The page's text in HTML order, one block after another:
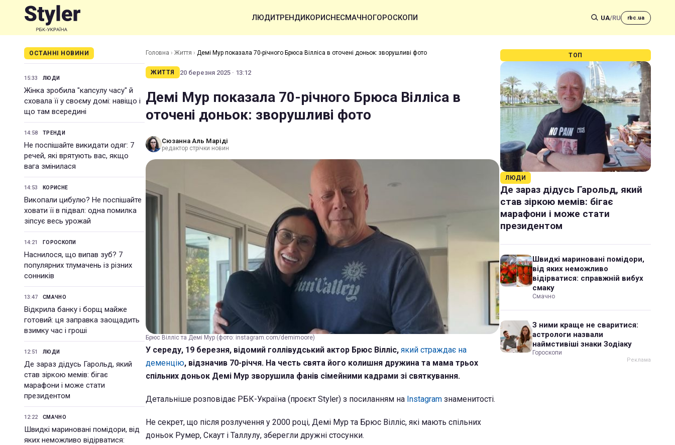
ЛЮДИТРЕНДИКОРИСНЕСМАЧНОГОРОСКОПИ UA/RU rbc.ua
ОСТАННІ НОВИНИ
15:33 ЛЮДИ
Жінка зробила "капсулу часу" й
сховала її у своєму домі: навіщо і
що там всередині
14:58 ТРЕНДИ
Не поспішайте викидати одяг: 7
речей, які врятують вас, якщо
вага змінилася
14:53 КОРИСНЕ
Викопали цибулю? Не поспішайте
ховати її в підвал: одна помилка
зіпсує весь урожай
14:21 ГОРОСКОПИ
Наснилося, що випав зуб? 7
популярних тлумачень із різних
сонників
13:47 СМАЧНО
Відкрила банку і борщ майже
готовий: ця заправка заощадить
взимку час і гроші
12:51 ЛЮДИ
Де зараз дідусь Гарольд, який
став зіркою мемів: бігає
марафони і може стати
президентом
12:22 СМАЧНО
Швидкі мариновані помідори, від
яких неможливо відірватися:
Головна › Життя › Демі Мур показала 70-річного Брюса Вілліса в оточені доньок: зворушливі фото
ЖИТТЯ 20 березня 2025 · 13:12
Демі Мур показала 70-річного Брюса Вілліса в
оточені доньок: зворушливі фото
Сюзанна Аль Маріді
редактор стрічки новин
Брюс Вілліс та Демі Мур (фото: instagram.com/demimoore)
У середу, 19 березня, відомий голлівудський актор Брюс Вілліс, який страждає на
деменцію, відзначив 70-річчя. На честь свята його колишня дружина та мама трьох
спільних доньок Демі Мур зворушила фанів сімейними кадрами зі святкування.
Детальніше розповідає РБК-Україна (проєкт Styler) з посиланням на Instagram знаменитості.
Не секрет, що після розлучення у 2000 році, Демі Мур та Брюс Вілліс, які мають спільних
доньок Румер, Скаут і Таллулу, зберегли дружні стосунки.
ТОП
ЛЮДИ
Де зараз дідусь Гарольд, який
став зіркою мемів: бігає
марафони і може стати
президентом
Швидкі мариновані помідори,
від яких неможливо
відірватися: справжній вибух
смаку
Смачно
З ними краще не сваритися:
астрологи назвали
наймстивіші знаки Зодіаку
Гороскопи